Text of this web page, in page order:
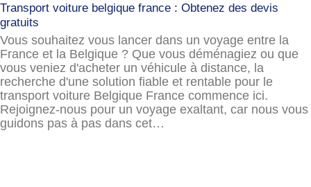
Transport voiture belgique france : Obtenez des devis
gratuits
Vous souhaitez vous lancer dans un voyage entre la
France et la Belgique ? Que vous déménagiez ou que
vous veniez d'acheter un véhicule à distance, la
recherche d'une solution fiable et rentable pour le
transport voiture Belgique France commence ici.
Rejoignez-nous pour un voyage exaltant, car nous vous
guidons pas à pas dans cet…